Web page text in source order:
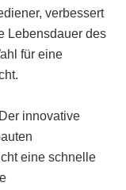
verbessert
Lebensdauer des
für eine
Der innovative
eine schnelle